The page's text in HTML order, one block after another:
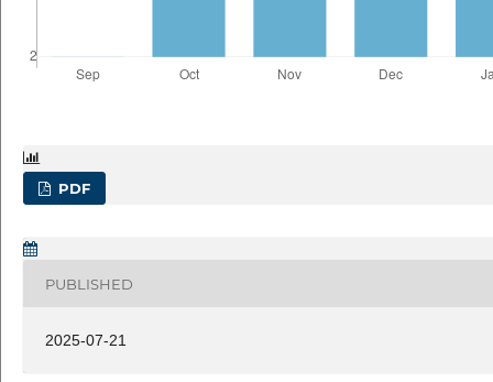
PDF
PUBLISHED
2025-07-21